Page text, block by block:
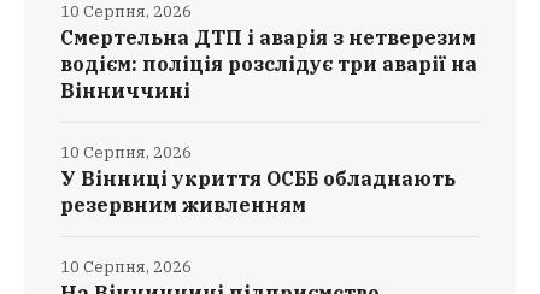
Смертельна ДТП і аварія з нетверезим
водієм: поліція розслідує три аварії на
Вінниччині
10 Серпня, 2026
У Вінниці укриття ОСББ обладнають
резервним живленням
10 Серпня, 2026
10 Серпня, 2026